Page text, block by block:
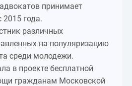
принимает
2015 года.
различных
на популяризацию
среди молодежи.
в проекте бесплатной
гражданам Московской